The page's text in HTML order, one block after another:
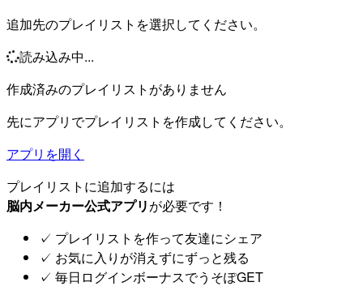
追加先のプレイリストを選択してください。
読み込み中...
作成済みのプレイリストがありません
先にアプリでプレイリストを作成してください。
アプリを開く
プレイリストに追加するには
脳内メーカー公式アプリが必要です！
✓ プレイリストを作って友達にシェア
✓ お気に入りが消えずにずっと残る
✓ 毎日ログインボーナスでうそぽGET